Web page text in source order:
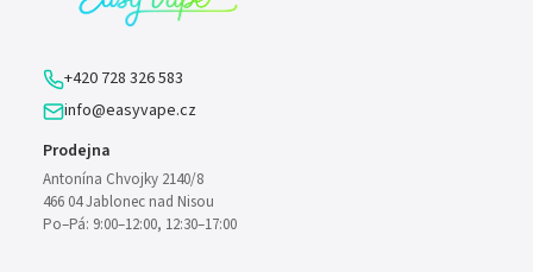
+420 728 326 583
info@easyvape.cz
Prodejna
Antonína Chvojky 2140/8
466 04 Jablonec nad Nisou
Po–Pá: 9:00–12:00, 12:30–17:00